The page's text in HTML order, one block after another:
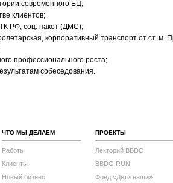
современного БЦ;
клиентов;
РФ, соц. пакет (ДМС);
корпоративный транспорт от ст. м.
профессионального роста;
собеседования.
ЧТО МЫ ДЕЛАЕМ
Работы
Клиенты
Новый бизнес
ПРОЕКТЫ
Лекторий BBDO
BBDO RUN
Фонд «Дети наши»